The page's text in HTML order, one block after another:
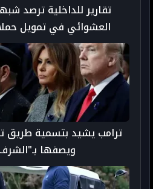
تقارير للداخلية ترصد
العشوائي في تمويل
ترامب يشيد بتسمية طريق
ويصفها